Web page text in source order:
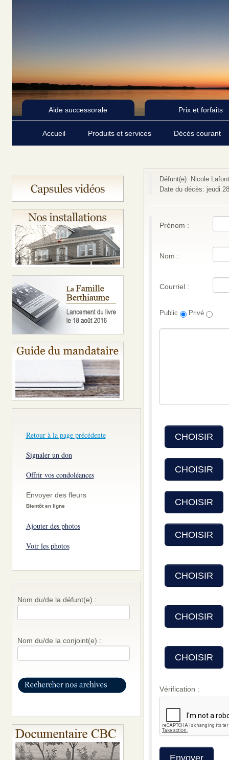
Aide successorale Prix et forfaits
Accueil Produits et services Décès courant
Retour à la page précédente
Signaler un don
Offrir vos condoléances
Envoyer des fleurs
Bientôt en ligne
Ajouter des photos
Voir les photos
Nom du/de la défunt(e) :
Nom du/de la conjoint(e) :
Défunt(e): Nicole
Date du décès: jeudi
Prénom :
Nom :
Courriel :
Public Privé
CHOISIR
CHOISIR
CHOISIR
CHOISIR
CHOISIR
CHOISIR
CHOISIR
Vérification :